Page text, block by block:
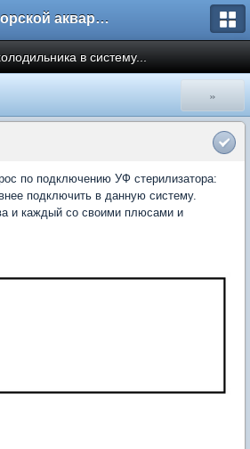
Морской аквариум. Форумы ReefCentral.ru
в систему...
»
по подключению УФ стерилизатора:
подключить в данную систему.
и каждый со своими плюсами и